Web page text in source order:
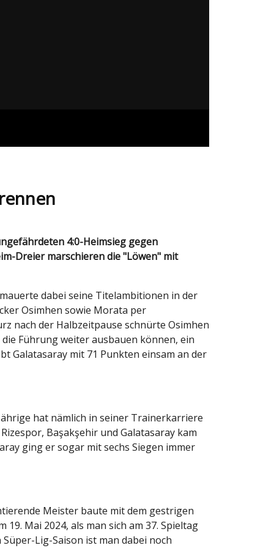
Dreier marschieren die "Löwen" mit
dabei seine Titelambitionen in der
Osimhen sowie Morata per
nach der Halbzeitpause schnürte Osimhen
Führung weiter ausbauen können, ein
Galatasaray mit 71 Punkten einsam an der
hat nämlich in seiner Trainerkarriere
Başakşehir und Galatasaray kam
ging er sogar mit sechs Siegen immer
Meister baute mit dem gestrigen
Mai 2024, als man sich am 37. Spieltag
Lig-Saison ist man dabei noch